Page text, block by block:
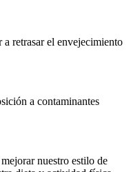
a retrasar el envejecimiento
a contaminantes
nuestro estilo de